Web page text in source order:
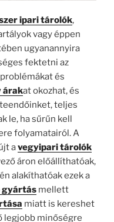
ipari tárolók,
vagy éppen
ugyanannyira
fektetni az
és
árakat okozhat, és
teljes
le, ha sűrűn kell
folyamatairól. A
avegyipari tárolók
áron előállíthatóak,
alakíthatóak ezek a
gyártás mellett
miatt is kereshet
legjobb minőségre